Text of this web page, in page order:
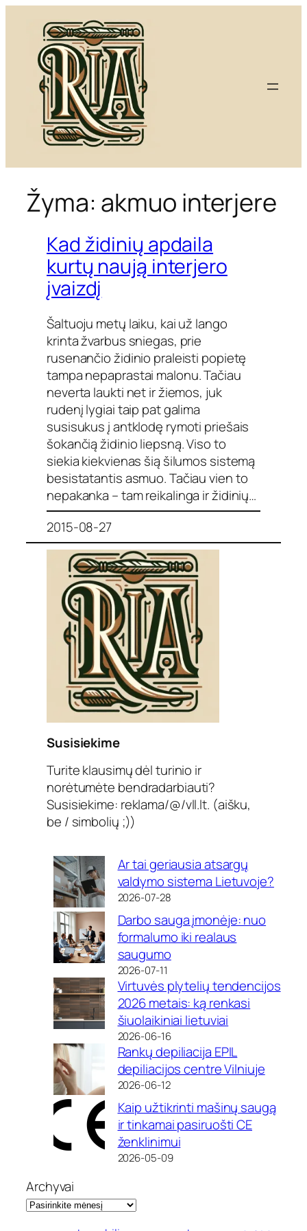
turinio
Žyma: akmuo interjere
Kad židinių apdaila
kurtų naują interjero
įvaizdį
Šaltuoju metų laiku, kai už lango
krinta žvarbus sniegas, prie
rusenančio židinio praleisti popietę
tampa nepaprastai malonu. Tačiau
neverta laukti net ir žiemos, juk
rudenį lygiai taip pat galima
susisukus į antklodę rymoti priešais
šokančią židinio liepsną. Viso to
siekia kiekvienas šią šilumos sistemą
besistatantis asmuo. Tačiau vien to
nepakanka – tam reikalinga ir židinių…
2015-08-27
Susisiekime
Turite klausimų dėl turinio ir
norėtumėte bendradarbiauti?
Susisiekime: reklama/@/vll.lt. (aišku,
be / simbolių ;))
Ar tai geriausia atsargų
valdymo sistema Lietuvoje?
2026-07-28
Darbo sauga įmonėje: nuo
formalumo iki realaus
saugumo
2026-07-11
Virtuvės plytelių tendencijos
2026 metais: ką renkasi
šiuolaikiniai lietuviai
2026-06-16
Rankų depiliacija EPIL
depiliacijos centre Vilniuje
2026-06-12
Kaip užtikrinti mašinų saugą
ir tinkamai pasiruošti CE
ženklinimui
2026-05-09
Archyvai